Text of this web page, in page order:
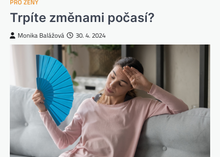
PRO ŽENY
Trpíte změnami počasí?
Monika Balážová 30. 4. 2024